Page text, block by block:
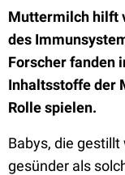
Muttermilch hilft
des
Forscher fanden
Inhaltsstoffe der
Rolle spielen.
Babys, die
gesünder als